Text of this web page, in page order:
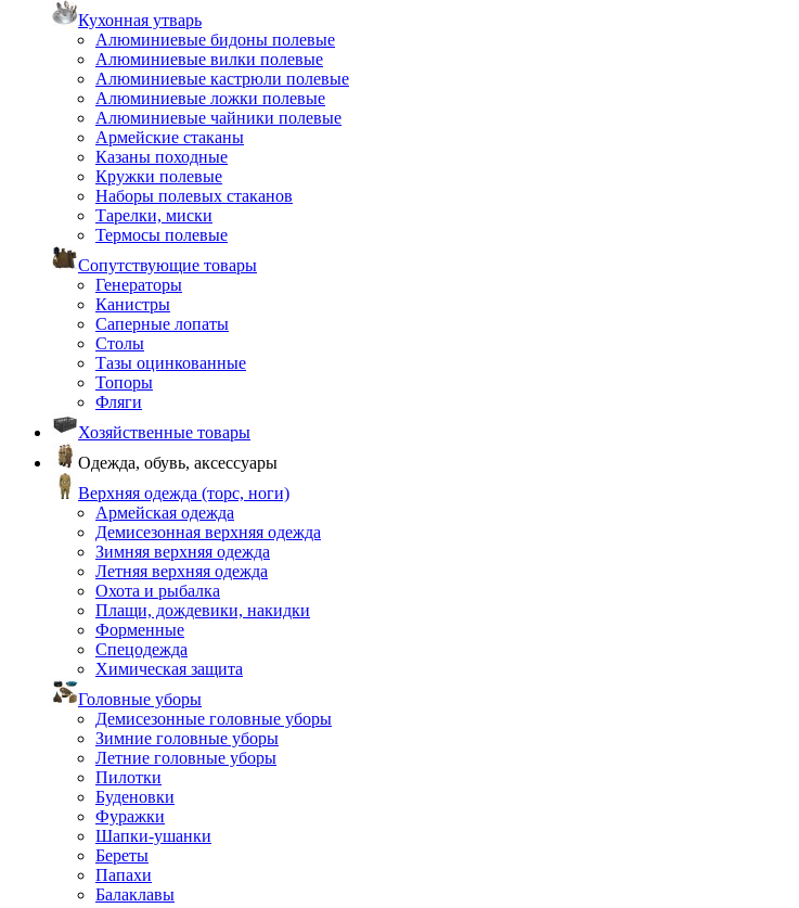
Кухонная утварь
Алюминиевые бидоны полевые
Алюминиевые вилки полевые
Алюминиевые кастрюли полевые
Алюминиевые ложки полевые
Алюминиевые чайники полевые
Армейские стаканы
Казаны походные
Кружки полевые
Наборы полевых стаканов
Тарелки, миски
Термосы полевые
Сопутствующие товары
Генераторы
Канистры
Саперные лопаты
Столы
Тазы оцинкованные
Топоры
Фляги
Хозяйственные товары
Одежда, обувь, аксессуары
Верхняя одежда (торс, ноги)
Армейская одежда
Демисезонная верхняя одежда
Зимняя верхняя одежда
Летняя верхняя одежда
Охота и рыбалка
Плащи, дождевики, накидки
Форменные
Спецодежда
Химическая защита
Головные уборы
Демисезонные головные уборы
Зимние головные уборы
Летние головные уборы
Пилотки
Буденовки
Фуражки
Шапки-ушанки
Береты
Папахи
Балаклавы